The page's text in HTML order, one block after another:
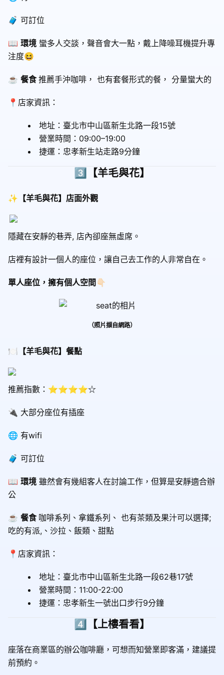
🧳 可訂位
📖 環境 蠻多人交談，聲音會大一點，戴上降噪耳機提升專
注度😆
☕️ 餐食推薦手沖咖啡， 也有套餐形式的餐， 分量蠻大的
📍店家資訊：
地址： 臺北市中山區新生北路一段15號
營業時間：09:00–19:00
捷運：忠孝新生站走路9分鐘
3️⃣【羊毛與花】
✨【羊毛與花】店面外觀
隱藏在安靜的巷弄, 店內卻座無虛席。
店裡有設計一個人的座位，讓自己去工作的人非常自在。
單人座位，擁有個人空間👇🏻
（照片擷自網路）
🍽️【羊毛與花】餐點
推薦指數：⭐⭐⭐⭐☆
🔌 大部分座位有插座
🌐 有wifi
🧳 可訂位
📖 環境 雖然會有幾組客人在討論工作，但算是安靜適合辦
公
☕️ 餐食 咖啡系列、拿鐵系列、 也有茶類及果汁可以選擇;
吃的有派,、沙拉、飯類、甜點
📍店家資訊：
地址：臺北市中山區新生北路一段62巷17號
營業時間：11:00-22:00
捷運：忠孝新生一號出口步行9分鐘
4️⃣ 【上樓看看】
座落在商業區的辦公咖啡廳，可想而知營業即客滿，建議提
前預約。